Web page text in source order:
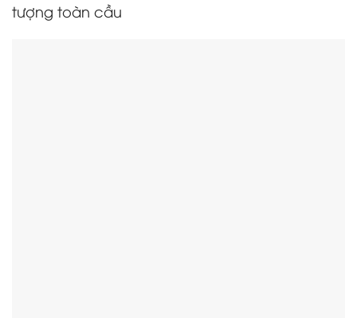
tượng toàn cầu